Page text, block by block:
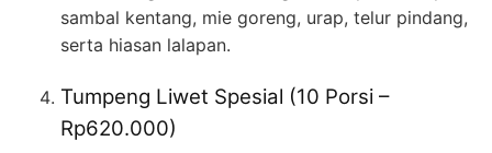
sambal kentang, mie goreng, urap, telur pindang,
serta hiasan lalapan.
Tumpeng Liwet Spesial (10 Porsi –
Rp620.000)